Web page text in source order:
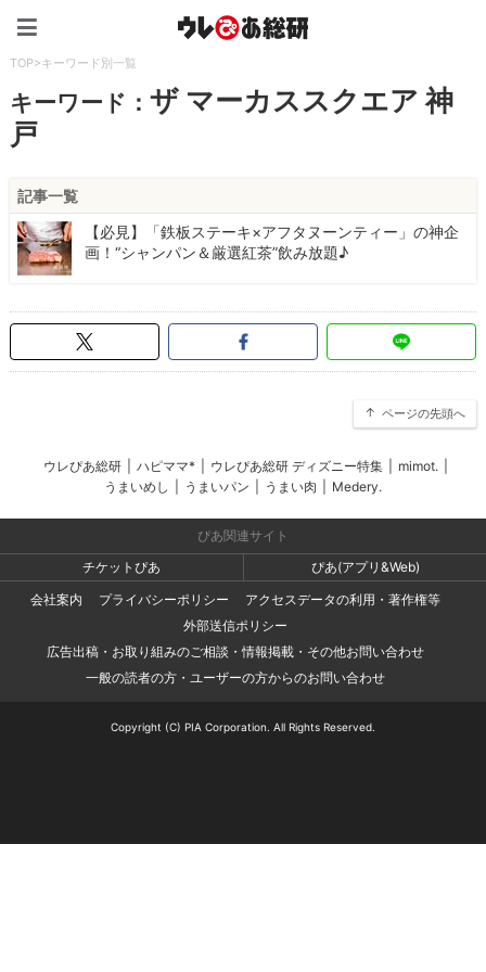
TOP>キーワード別一覧
キーワード：ザ マーカススクエア 神
戸
記事一覧
【必見】「鉄板ステーキ×アフタヌーンティー」の神企
画！“シャンパン＆厳選紅茶”飲み放題♪
ページの先頭へ
ウレぴあ総研 ハピママ* ウレぴあ総研 ディズニー特集 mimot.
うまいめし
うまいパン うまい肉 Medery.
ぴあ関連サイト
チケットぴあ
ぴあ(アプリ&Web)
会社案内
プライバシーポリシー
アクセスデータの利用・著作権等
外部送信ポリシー
広告出稿・お取り組みのご相談・情報掲載・その他お問い合わせ
一般の読者の方・ユーザーの方からのお問い合わせ
Copyright (C) PIA Corporation. All Rights Reserved.